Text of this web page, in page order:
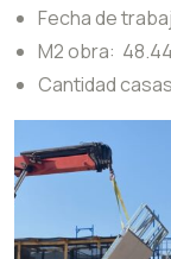
Fecha de
M2 obra: 48.44
Cantidad